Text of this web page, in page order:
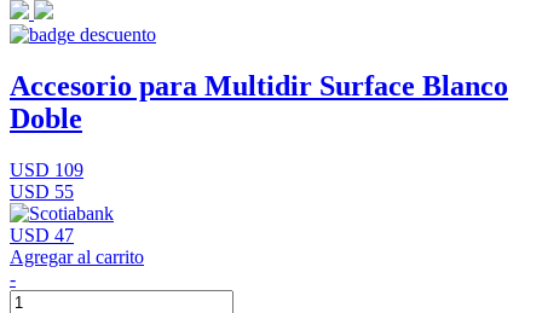
Accesorio para Multidir Surface Blanco
Doble
USD 109
USD 55
USD 47
Agregar al carrito
-